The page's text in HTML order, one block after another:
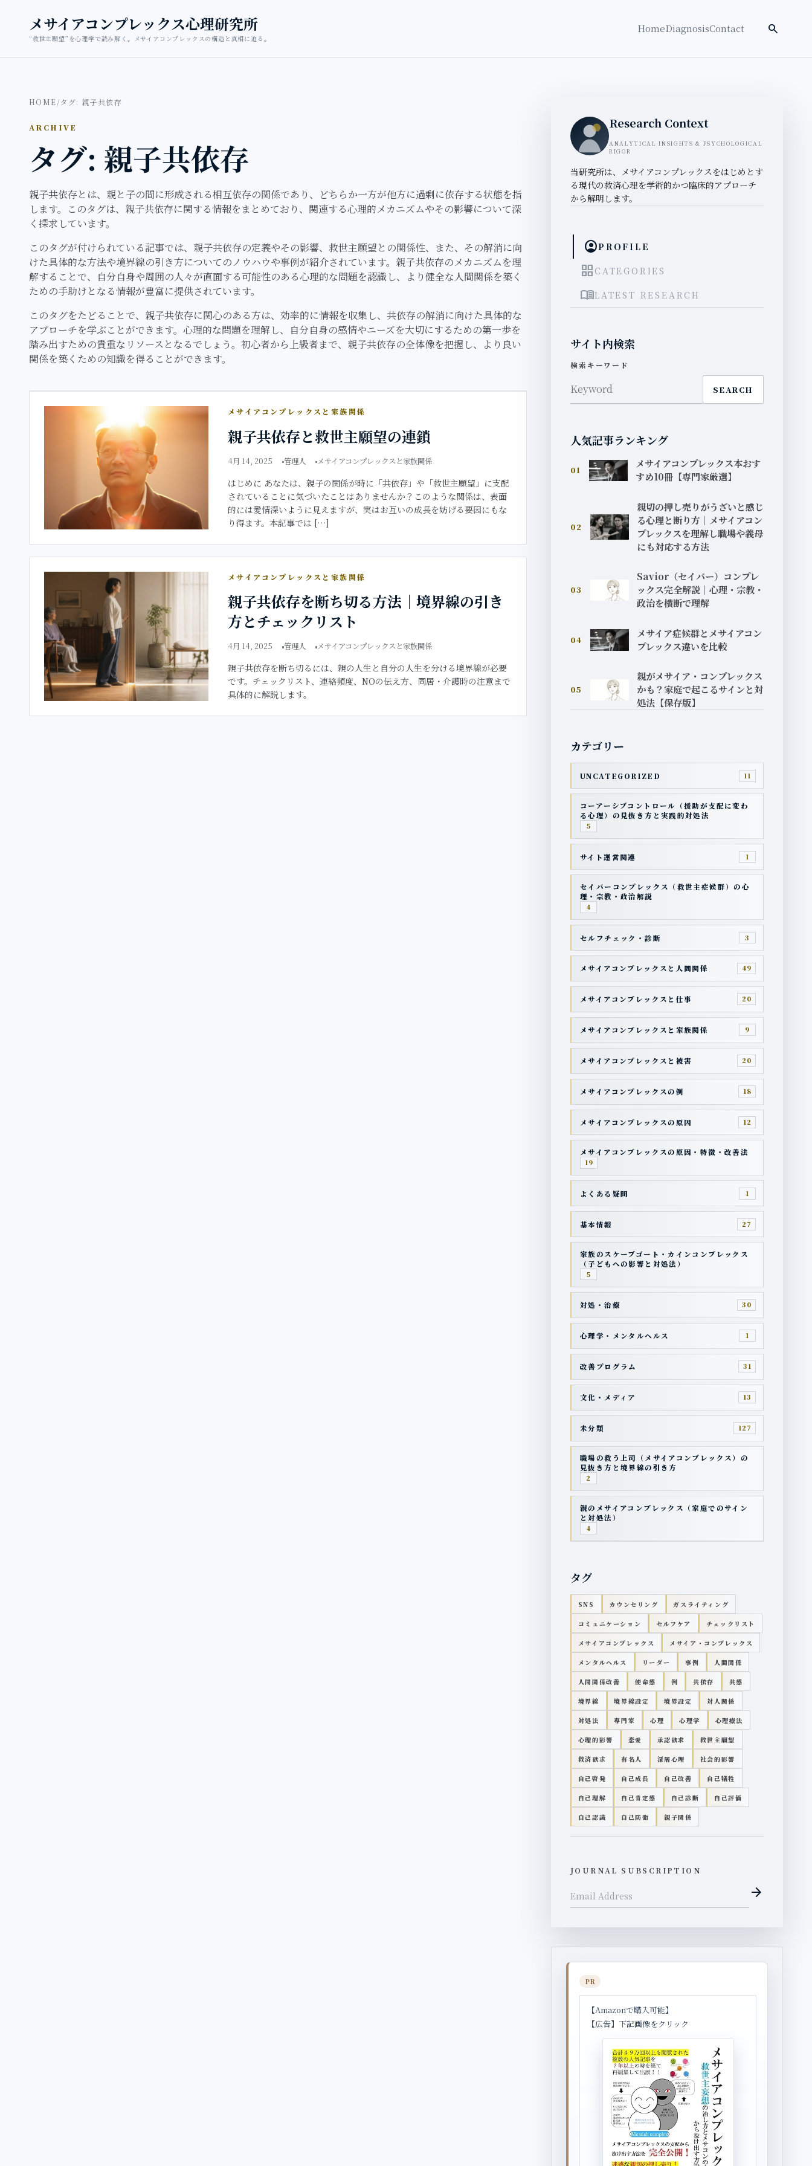
メサイアコンプレックス心理研究所
“救世主願望”を心理学で読み解く。メサイアコンプレックスの構造と真相に迫る。
HomeDiagnosisContact 検索を開く
search
HOME/タグ: 親子共依存
ARCHIVE
タグ: 親子共依存
親子共依存とは、親と子の間に形成される相互依存の関係であり、どちらか一方が他方に過剰に依存する状態を指
します。このタグは、親子共依存に関する情報をまとめており、関連する心理的メカニズムやその影響について深
く探求しています。
このタグが付けられている記事では、親子共依存の定義やその影響、救世主願望との関係性、また、その解消に向
けた具体的な方法や境界線の引き方についてのノウハウや事例が紹介されています。親子共依存のメカニズムを理
解することで、自分自身や周囲の人々が直面する可能性のある心理的な問題を認識し、より健全な人間関係を築く
ための手助けとなる情報が豊富に提供されています。
このタグをたどることで、親子共依存に関心のある方は、効率的に情報を収集し、共依存の解消に向けた具体的な
アプローチを学ぶことができます。心理的な問題を理解し、自分自身の感情やニーズを大切にするための第一歩を
踏み出すための貴重なリソースとなるでしょう。初心者から上級者まで、親子共依存の全体像を把握し、より良い
関係を築くための知識を得ることができます。
メサイアコンプレックスと家族関係
親子共依存と救世主願望の連鎖
4月 14, 2025 管理人 メサイアコンプレックスと家族関係
はじめに あなたは、親子の関係が時に「共依存」や「救世主願望」に支配
されていることに気づいたことはありませんか？このような関係は、表面
的には愛情深いように見えますが、実はお互いの成長を妨げる要因にもな
り得ます。本記事では […]
メサイアコンプレックスと家族関係
親子共依存を断ち切る方法｜境界線の引き
方とチェックリスト
4月 14, 2025 管理人 メサイアコンプレックスと家族関係
親子共依存を断ち切るには、親の人生と自分の人生を分ける境界線が必要
です。チェックリスト、連絡頻度、NOの伝え方、同居・介護時の注意まで
具体的に解説します。
Research Context
ANALYTICAL INSIGHTS & PSYCHOLOGICAL
RIGOR
当研究所は、メサイアコンプレックスをはじめとす
る現代の救済心理を学術的かつ臨床的アプローチ
から解明します。
account_circlePROFILE
grid_view CATEGORIES
menu_bookLATEST RESEARCH
サイト内検索
検索キーワード
SEARCH
人気記事ランキング
01
メサイアコンプレックス本おす
すめ10冊【専門家厳選】
02
親切の押し売りがうざいと感じ
る心理と断り方｜メサイアコン
プレックスを理解し職場や義母
にも対応する方法
03
Savior（セイバー）コンプレ
ックス完全解説｜心理・宗教・
政治を横断で理解
04
メサイア症候群とメサイアコン
プレックス違いを比較
05
親がメサイア・コンプレックス
かも？家庭で起こるサインと対
処法【保存版】
カテゴリー
UNCATEGORIZED 11
コーアーシブコントロール（援助が支配に変わ
る心理）の見抜き方と実践的対処法
5
サイト運営関連 1
セイバーコンプレックス（救世主症候群）の心
理・宗教・政治解説
4
セルフチェック・診断 3
メサイアコンプレックスと人間関係 49
メサイアコンプレックスと仕事 20
メサイアコンプレックスと家族関係 9
メサイアコンプレックスと被害 20
メサイアコンプレックスの例 18
メサイアコンプレックスの原因 12
メサイアコンプレックスの原因・特徴・改善法
19
よくある疑問 1
基本情報 27
家族のスケープゴート・カインコンプレックス
（子どもへの影響と対処法）
5
対処・治療 30
心理学・メンタルヘルス 1
改善プログラム 31
文化・メディア 13
未分類 127
職場の救う上司（メサイアコンプレックス）の
見抜き方と境界線の引き方
2
親のメサイアコンプレックス（家庭でのサイン
と対処法）
4
タグ
SNS カウンセリング ガスライティング
コミュニケーション セルフケア チェックリスト
メサイアコンプレックス メサイア・コンプレックス
メンタルヘルス リーダー 事例 人間関係
人間関係改善 使命感 例 共依存 共感
境界線 境界線設定 境界設定 対人関係
対処法 専門家 心理 心理学 心理療法
心理的影響 恋愛 承認欲求 救世主願望
救済欲求 有名人 深層心理 社会的影響
自己啓発 自己成長 自己改善 自己犠牲
自己理解 自己肯定感 自己診断 自己評価
自己認識 自己防衛 親子関係
JOURNAL SUBSCRIPTION
arrow_forward
PR
【Amazonで購入可能】
【広告】下記画像をクリック